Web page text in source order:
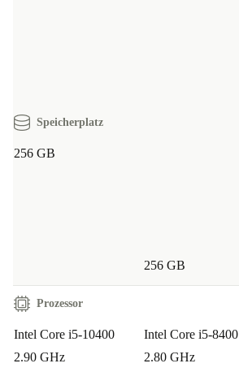
Speicherplatz
256 GB
256 GB
Prozessor
Intel Core i5-10400
2.90 GHz
Intel Core i5-8400
2.80 GHz